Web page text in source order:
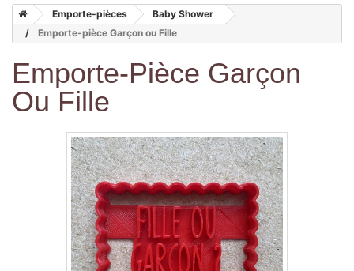
Emporte-pièces
Baby Shower
Emporte-pièce Garçon ou Fille
Emporte-Pièce Garçon
Ou Fille